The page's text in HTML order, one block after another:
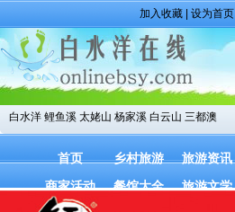
加入收藏 设为首页
白水洋 鲤鱼溪 太姥山 杨家溪 白云山 三都澳
首页 乡村旅游 旅游资讯
商家活动
餐馆大全 旅游文学